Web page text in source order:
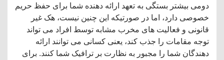
دومی بیشتر بستگی به تعهد ارائه دهنده شما برای حفظ حریم
خصوصی دارد، اما در صورتیکه این چنین نیست، هک غیر
قانونی و فعالیت های مخرب مشابه توسط افراد می تواند
توجه مقامات را جذب کند، یعنی کسانی می توانند ارائه
دهندگان شما را مجبور به نظارت بر ترافیک شما کنند. برای